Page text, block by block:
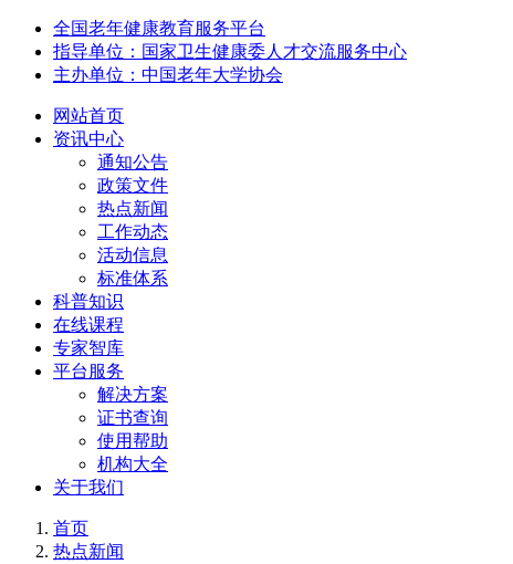
全国老年健康教育服务平台
指导单位：国家卫生健康委人才交流服务中心
主办单位：中国老年大学协会
网站首页
资讯中心
通知公告
政策文件
热点新闻
工作动态
活动信息
标准体系
科普知识
在线课程
专家智库
平台服务
解决方案
证书查询
使用帮助
机构大全
关于我们
首页
热点新闻